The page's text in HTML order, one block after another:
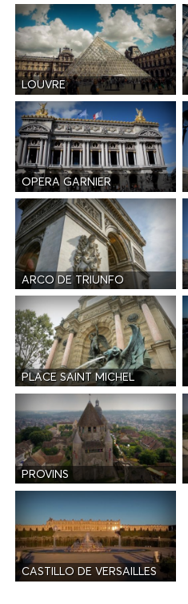
LOUVRE
OPERA GARNIER
ARCO DE TRIUNFO
PLACE SAINT MICHEL
PROVINS
CASTILLO DE VERSAILLES